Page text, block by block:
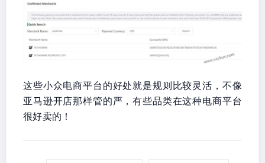
这些小众电商平台的好处就是规则比较灵活，不像
亚马逊开店那样管的严，有些品类在这种电商平台
很好卖的！